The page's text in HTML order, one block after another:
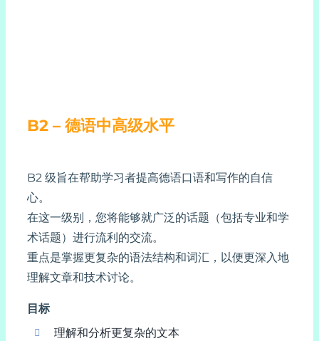
B2 – 德语中高级水平
B2 级旨在帮助学习者提高德语口语和写作的自信
心。
在这一级别，您将能够就广泛的话题（包括专业和学
术话题）进行流利的交流。
重点是掌握更复杂的语法结构和词汇，以便更深入地
理解文章和技术讨论。
目标
理解和分析更复杂的文本